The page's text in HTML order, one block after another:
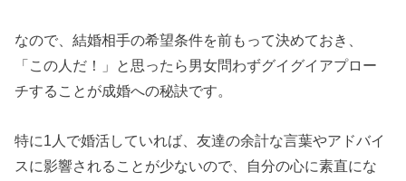
なので、結婚相手の希望条件を前もって決めておき、
「この人だ！」と思ったら男女問わずグイグイアプロー
チすることが成婚への秘訣です。
特に1人で婚活していれば、友達の余計な言葉やアドバイ
スに影響されることが少ないので、自分の心に素直にな